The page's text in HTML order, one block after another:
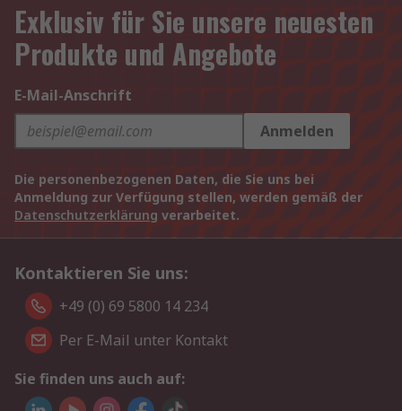
Exklusiv für Sie unsere neuesten
Produkte und Angebote
E-Mail-Anschrift
Anmelden
Die personenbezogenen Daten, die Sie uns bei
Anmeldung zur Verfügung stellen, werden gemäß der
Datenschutzerklärung verarbeitet.
Kontaktieren Sie uns:
+49 (0) 69 5800 14 234
Per E-Mail unter Kontakt
Sie finden uns auch auf: